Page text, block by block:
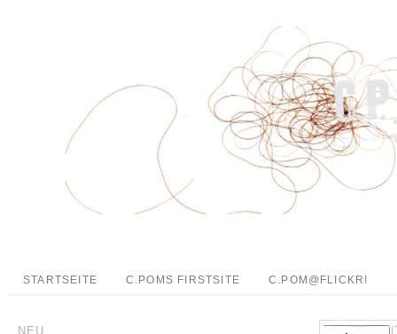
STARTSEITE C.POMS FIRSTSITE C.POM@FLICKR!
NEU